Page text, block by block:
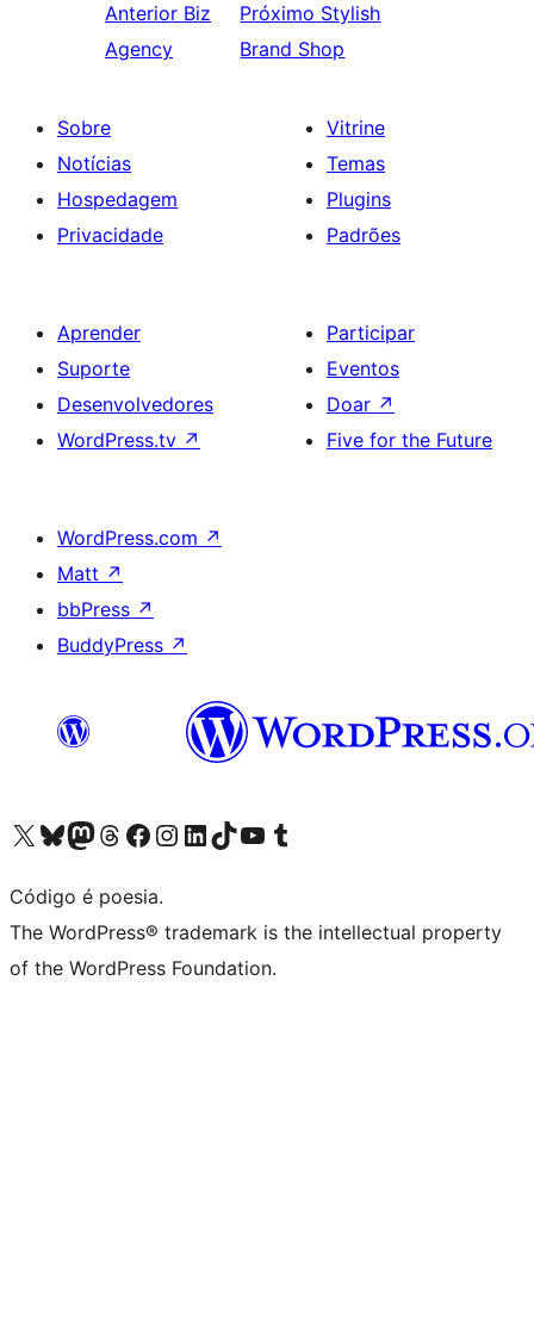
Anterior Biz
Agency
Próximo Stylish
Brand Shop
Sobre
Notícias
Hospedagem
Privacidade
Vitrine
Temas
Plugins
Padrões
Aprender
Suporte
Desenvolvedores
WordPress.tv ↗
Participar
Eventos
Doar ↗
Five for the Future
WordPress.com ↗
Matt ↗
bbPress ↗
BuddyPress ↗
Acessar nossa conta do X (antigo Twitter)
Acessar nossa conta do Bluesky
Acessar nossa conta do Mastodon
Acessar nossa conta do Threads
Acessar nossa página do Facebook
Acessar nossa conta do Instagram
Acessar nossa conta do LinkedIn
Acessar nossa conta do TikTok
Acessar nosso canal do YouTube
Acessar nossa conta no Tumblr
Código é poesia.
The WordPress® trademark is the intellectual property
of the WordPress Foundation.